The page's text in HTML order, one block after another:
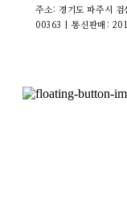
주소: 경기도 파주시
00363
| 통신판매: